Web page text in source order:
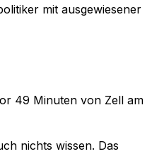
mit ausgewiesener
49 Minuten von Zell am
nichts wissen. Das